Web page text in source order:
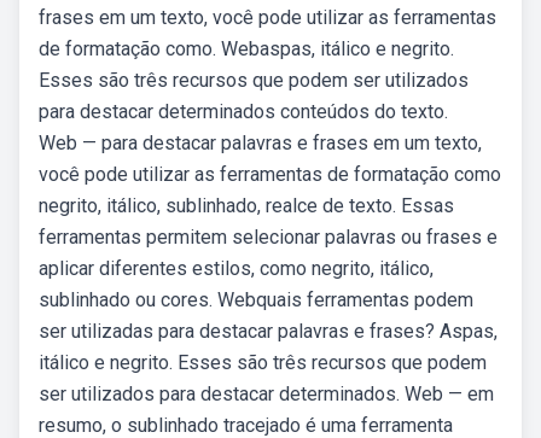
frases em um texto, você pode utilizar as ferramentas
de formatação como. Webaspas, itálico e negrito.
Esses são três recursos que podem ser utilizados
para destacar determinados conteúdos do texto.
Web — para destacar palavras e frases em um texto,
você pode utilizar as ferramentas de formatação como
negrito, itálico, sublinhado, realce de texto. Essas
ferramentas permitem selecionar palavras ou frases e
aplicar diferentes estilos, como negrito, itálico,
sublinhado ou cores. Webquais ferramentas podem
ser utilizadas para destacar palavras e frases? Aspas,
itálico e negrito. Esses são três recursos que podem
ser utilizados para destacar determinados. Web — em
resumo, o sublinhado tracejado é uma ferramenta